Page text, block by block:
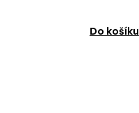
Do košíku